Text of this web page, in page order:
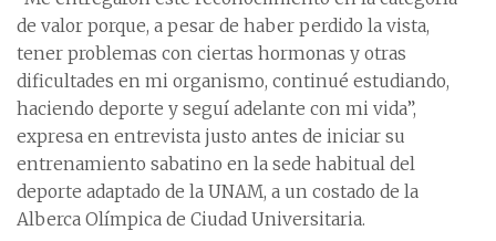
de valor porque, a pesar de haber perdido la vista,
tener problemas con ciertas hormonas y otras
dificultades en mi organismo, continué estudiando,
haciendo deporte y seguí adelante con mi vida”,
expresa en entrevista justo antes de iniciar su
entrenamiento sabatino en la sede habitual del
deporte adaptado de la UNAM, a un costado de la
Alberca Olímpica de Ciudad Universitaria.